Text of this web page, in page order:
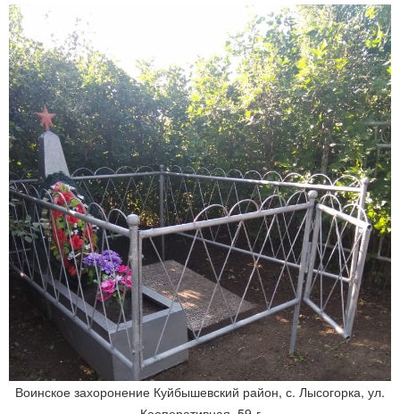
Воинское захоронение Куйбышевский район, с. Лысогорка, ул.